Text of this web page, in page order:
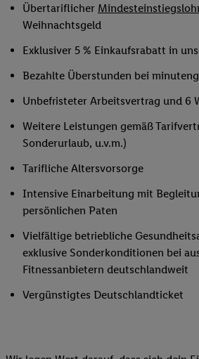
Übertariflicher
Weihnachtsgeld
Exklusiver 5 % Einkaufsrabatt in
Bezahlte Überstunden bei
Unbefristeter Arbeitsvertrag und 6
Weitere Leistungen gemäß
Sonderurlaub, u.v.m.)
Tarifliche Altersvorsorge
Intensive Einarbeitung mit
persönlichen Paten
Vielfältige betriebliche
exklusive Sonderkonditionen bei
Fitnessanbietern deutschlandweit
Vergünstigtes Deutschlandticket